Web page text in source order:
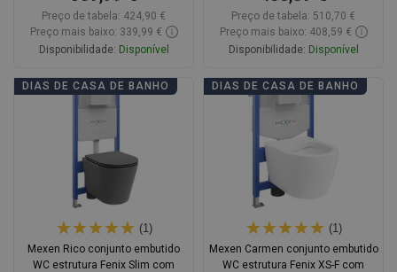
Preço de tabela: 424,90 €
Preço mais baixo: 339,99 €
Disponibilidade: Disponível
Adicionar
Preço de tabela: 510,70 €
Preço mais baixo: 408,59 €
Disponibilidade: Disponível
Adicionar
DIAS DE CASA DE BANHO
(1)
Mexen Rico conjunto embutido
WC estrutura Fenix Slim com
DIAS DE CASA DE BANHO
(1)
Mexen Carmen conjunto embutido
WC estrutura Fenix XS-F com